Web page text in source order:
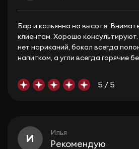
Бар и кальянна на высоте.
клиентам. Хорошо
нет нариканий, бокал всегда
напитком, а угли всегда горячие
5 / 5
И
Илья
Рекомендую